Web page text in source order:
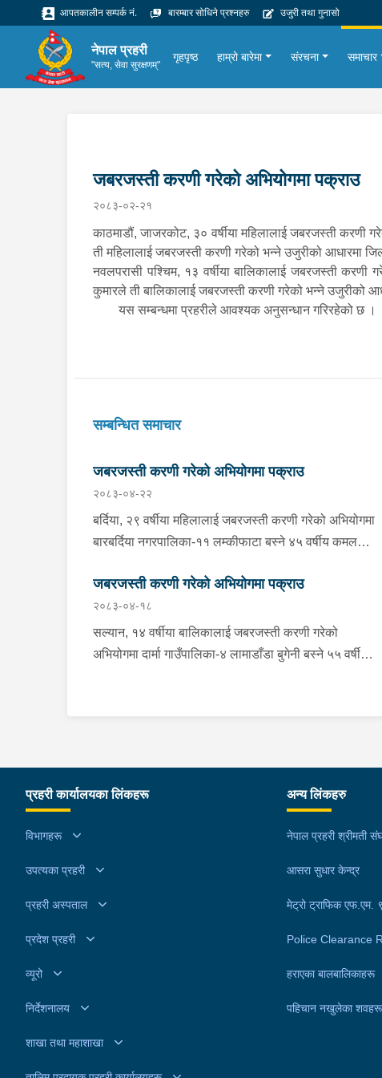
आपतकालीन सम्पर्क नं. बारम्बार सोधिने प्रश्नहरु उजुरी तथा गुनासो
नेपाल प्रहरी
"सत्य, सेवा सुरक्षणम्"
गृहपृष्ठ हाम्रो बारेमा संरचना समाचार
जबरजस्ती करणी गरेको अभियोगमा पक्राउ
२०८३-०२-२१
काठमाडौं, जाजरकोट, ३० वर्षीया महिलालाई जबरजस्ती करणी
ती महिलालाई जबरजस्ती करणी गरेको भन्ने उजुरीको आधारमा
नवलपरासी पश्चिम, १३ वर्षीया बालिकालाई जबरजस्ती करणी
कुमारले ती बालिकालाई जबरजस्ती करणी गरेको भन्ने उजुरीको
यस सम्बन्धमा प्रहरीले आवश्यक अनुसन्धान गरिरहेको छ ।
सम्बन्धित समाचार
जबरजस्ती करणी गरेको अभियोगमा पक्राउ
२०८३-०४-२२
बर्दिया, २९ वर्षीया महिलालाई जबरजस्ती करणी गरेको अभियोगमा
बारबर्दिया नगरपालिका-११ लम्कीफाटा बस्ने ४५ वर्षीय कमलराज
कमलराजले ती महिलालाई जबरजस्ती करणी गरेको भन्ने उजुरीको
आधारमा प्रहरी चौकी कतर्नियाघाटबाट खटिएको प्रहरीले
उनलाई पक्राउ गरेको हो । बाँके, १८ वर्षीया किशोरीलाई
जबरजस्ती करणी गरेको अभियोगमा राप्तीसोनारी गाउँपालिका-१
जबरजस्ती करणी गरेको अभियोगमा पक्राउ
२०८३-०४-१८
सल्यान, १४ वर्षीया बालिकालाई जबरजस्ती करणी गरेको
अभियोगमा दार्मा गाउँपालिका-४ लामाडाँडा बुगेनी बस्ने ५५ वर्षीय
प्रहरी कार्यालयका लिंकहरू
विभागहरू
उपत्यका प्रहरी
प्रहरी अस्पताल
प्रदेश प्रहरी
व्यूरो
निर्देशनालय
शाखा तथा महाशाखा
अन्य लिंकहरु
नेपाल प्रहरी श्रीमती
आसरा सुधार केन्द्र
मेट्रो ट्राफिक एफ.एम.
Police Clearance
हराएका बालबालिकाहरू
पहिचान नखुलेका शवहरू